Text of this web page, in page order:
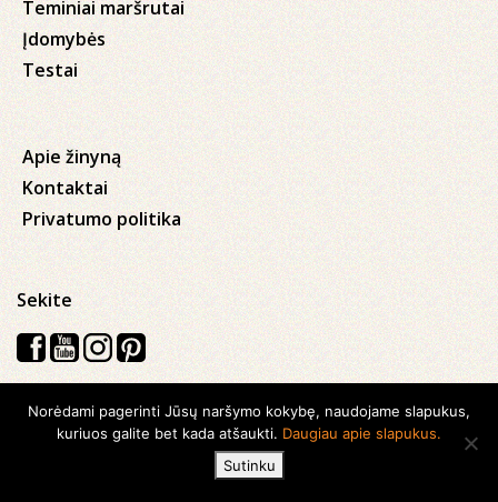
Teminiai maršrutai
Įdomybės
Testai
Apie žinyną
Kontaktai
Privatumo politika
Sekite
Visos teisės saugomos © 2026 Kauno apskrities viešoji Ąžuolyno
biblioteka
Norėdami pagerinti Jūsų naršymo kokybę, naudojame slapukus,
kuriuos galite bet kada atšaukti. Daugiau apie slapukus.
Sutinku